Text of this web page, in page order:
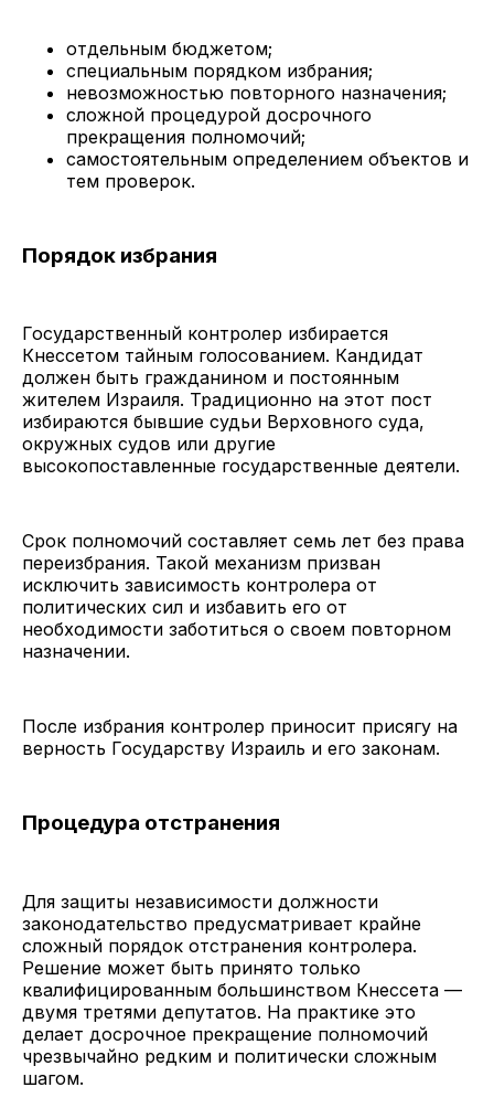
отдельным бюджетом;
специальным порядком избрания;
невозможностью повторного назначения;
сложной процедурой досрочного
прекращения полномочий;
самостоятельным определением объектов и
тем проверок.
Порядок избрания
Государственный контролер избирается
Кнессетом тайным голосованием. Кандидат
должен быть гражданином и постоянным
жителем Израиля. Традиционно на этот пост
избираются бывшие судьи Верховного суда,
окружных судов или другие
высокопоставленные государственные деятели.
Срок полномочий составляет семь лет без права
переизбрания. Такой механизм призван
исключить зависимость контролера от
политических сил и избавить его от
необходимости заботиться о своем повторном
назначении.
После избрания контролер приносит присягу на
верность Государству Израиль и его законам.
Процедура отстранения
Для защиты независимости должности
законодательство предусматривает крайне
сложный порядок отстранения контролера.
Решение может быть принято только
квалифицированным большинством Кнессета —
двумя третями депутатов. На практике это
делает досрочное прекращение полномочий
чрезвычайно редким и политически сложным
шагом.